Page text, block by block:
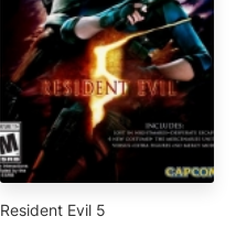
Resident Evil 5